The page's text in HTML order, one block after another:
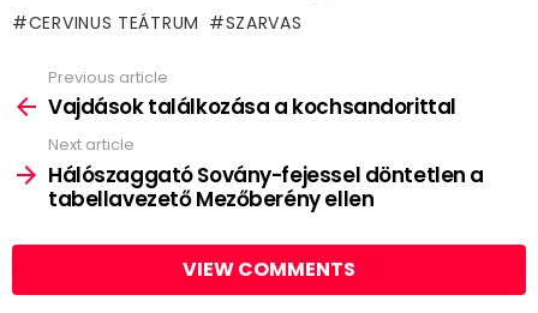
CERVINUS TEÁTRUM SZARVAS
more
Previous article
Vajdások találkozása a kochsandorittal
Next article
Hálószaggató Sovány-fejessel döntetlen a
tabellavezető Mezőberény ellen
VIEW COMMENTS